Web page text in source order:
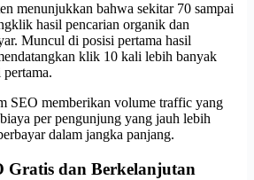
menunjukkan bahwa sekitar 70 sampai
hasil pencarian organik dan
Muncul di posisi pertama hasil
klik 10 kali lebih banyak
SEO memberikan volume traffic yang
per pengunjung yang jauh lebih
dalam jangka panjang.
Gratis dan Berkelanjutan